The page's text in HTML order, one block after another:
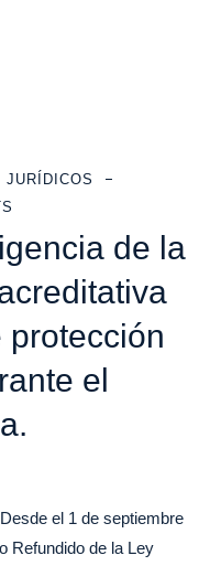
JURÍDICOS
de la
protección
el
el 1 de septiembre
Refundido de la Ley